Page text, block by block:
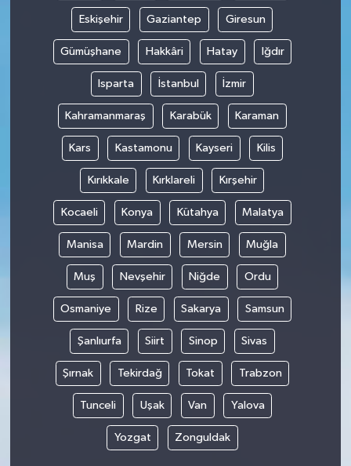
Eskişehir Gaziantep Giresun
Gümüşhane Hakkâri Hatay Iğdır
Isparta İstanbul İzmir
Kahramanmaraş Karabük Karaman
Kars Kastamonu Kayseri Kilis
Kırıkkale Kırklareli Kırşehir
Kocaeli Konya Kütahya Malatya
Manisa Mardin Mersin Muğla
Muş Nevşehir Niğde Ordu
Osmaniye Rize Sakarya Samsun
Şanlıurfa Siirt Sinop Sivas
Şırnak Tekirdağ Tokat Trabzon
Tunceli Uşak Van Yalova
Yozgat Zonguldak